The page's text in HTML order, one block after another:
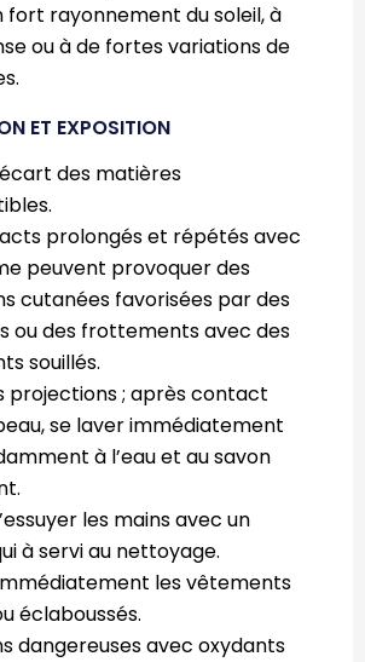
fort rayonnement du soleil, à
ou à de fortes variations de
ET EXPOSITION
des matières
prolongés et répétés avec
peuvent provoquer des
cutanées favorisées par des
ou des frottements avec des
souillés.
projections ; après contact
se laver immédiatement
à l’eau et au savon
les mains avec un
à servi au nettoyage.
les vêtements
éclaboussés.
dangereuses avec oxydants